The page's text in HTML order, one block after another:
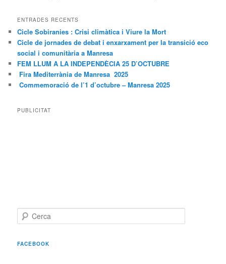
ENTRADES RECENTS
Cicle Sobiranies : Crisi climàtica i Viure la Mort
Cicle de jornades de debat i enxarxament per la transició eco
social i comunitària a Manresa
FEM LLUM A LA INDEPENDÈCIA 25 D’OCTUBRE
Fira Mediterrània de Manresa 2025
Commemoració de l’1 d’octubre – Manresa 2025
PUBLICITAT
e
c
FACEBOOK